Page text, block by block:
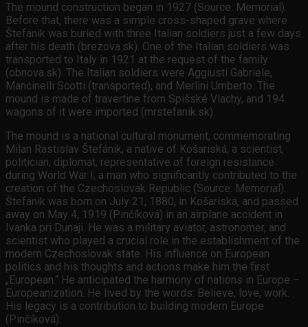
The mound construction began in 1927 (Source: Memorial).
Before that, there was a simple cross-shaped grave where
Štefánik was buried with three Italian soldiers just a few days
after his death (brezova.sk). One of the Italian soldiers was
transported to Italy in 1921 at the request of the family
(obnova.sk). The Italian soldiers were Aggiusti Gabriele,
Mancinelli Scotti (transported), and Merlini Umberto. The
mound is made of travertine from Spišské Vlachy, and 194
wagons of it were imported (mrstefanik.sk).
The mound is a national cultural monument, commemorating
Milan Rastislav Štefánik, a native of Košariská, a scientist,
politician, diplomat, representative of foreign resistance
during World War I, a man who significantly contributed to the
creation of the Czechoslovak Republic (Source: Memorial).
Štefánik was born on July 21, 1880, in Košariská, and passed
away on May 4, 1919 (Pinčíková) in an airplane accident in
Ivanka pri Dunaji. He was a military aviator, astronomer, and
scientist who played a crucial role in the establishment of the
modern Czechoslovak state. His influence on European
politics and his thoughts and actions make him the first
„European.“ He anticipated the harmony of nations in Europe –
Europeanization. He lived by the words: Believe, love, work.
His legacy is a contribution to building modern Europe
(Pinčíková).